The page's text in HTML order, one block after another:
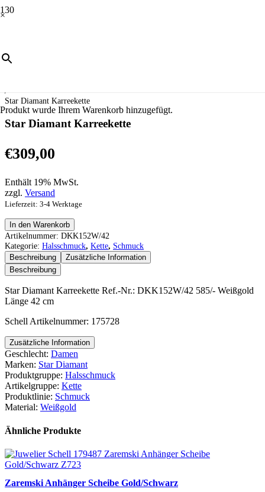
×
Produkt wurde Ihrem Warenkorb hinzugefügt.
Halsschmuck
/
Star Diamant Karreekette
Star Diamant Karreekette
€309,00
Enthält 19% MwSt.
zzgl. Versand
Lieferzeit: 3-4 Werktage
Star
Diamant
Karreekette
Menge
In den Warenkorb
Artikelnummer: DKK152W/42
Kategorie: Halsschmuck, Kette, Schmuck
Beschreibung
Zusätzliche Information
Beschreibung
Star Diamant Karreekette Ref.-Nr.: DKK152W/42 585/- Weißgold
Länge 42 cm
Schell Artikelnummer: 175728
Zusätzliche Information
Geschlecht: Damen
Marken: Star Diamant
Produktgruppe: Halsschmuck
Artikelgruppe: Kette
Produktlinie: Schmuck
Material: Weißgold
Ähnliche Produkte
Zaremski Anhänger Scheibe Gold/Schwarz